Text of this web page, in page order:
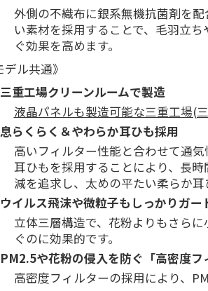
外側の不織布に銀系無機抗菌剤を
い素材を採用することで、毛羽立
ぐ効果を高めます。
デル共通》
三重工場クリーンルームで製造
液晶パネルも製造可能な三重工場(
息らくらく＆やわらか耳ひも採用
高いフィルター性能と合わせて通
耳ひもを採用することにより、長
減を追求し、太めの平たい柔らか耳
ウイルス飛沫や微粒子もしっかりガー
立体三層構造で、花粉よりもさら
ぐのに効果的です。
PM2.5や花粉の侵入を防ぐ「高密度フ
高密度フィルターの採用により、